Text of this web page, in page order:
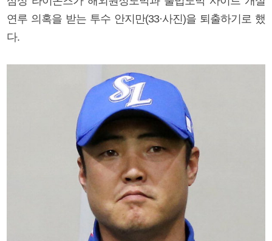
연루 의혹을 받는 투수 안지만(33·사진)을 퇴출하기로 했
다.